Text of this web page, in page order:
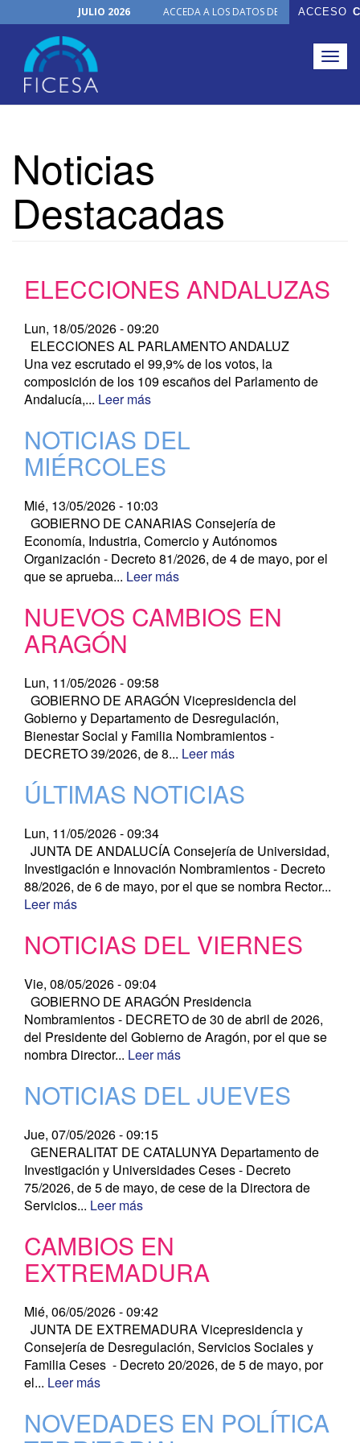
contenido
principal
JULIO 2026 FICHAS ON-LINE
ACCEDA A LOS DATOS DE TODOS LOS
ACCESO
Noticias
Destacadas
ELECCIONES ANDALUZAS
Lun, 18/05/2026 - 09:20
ELECCIONES AL PARLAMENTO ANDALUZ
Una vez escrutado el 99,9% de los votos, la
composición de los 109 escaños del Parlamento de
Andalucía,... Leer más
NOTICIAS DEL
MIÉRCOLES
Mié, 13/05/2026 - 10:03
GOBIERNO DE CANARIAS Consejería de
Economía, Industria, Comercio y Autónomos
Organización - Decreto 81/2026, de 4 de mayo, por el
que se aprueba... Leer más
NUEVOS CAMBIOS EN
ARAGÓN
Lun, 11/05/2026 - 09:58
GOBIERNO DE ARAGÓN Vicepresidencia del
Gobierno y Departamento de Desregulación,
Bienestar Social y Familia Nombramientos -
DECRETO 39/2026, de 8... Leer más
ÚLTIMAS NOTICIAS
Lun, 11/05/2026 - 09:34
JUNTA DE ANDALUCÍA Consejería de Universidad,
Investigación e Innovación Nombramientos - Decreto
88/2026, de 6 de mayo, por el que se nombra Rector...
Leer más
NOTICIAS DEL VIERNES
Vie, 08/05/2026 - 09:04
GOBIERNO DE ARAGÓN Presidencia
Nombramientos - DECRETO de 30 de abril de 2026,
del Presidente del Gobierno de Aragón, por el que se
nombra Director... Leer más
NOTICIAS DEL JUEVES
Jue, 07/05/2026 - 09:15
GENERALITAT DE CATALUNYA Departamento de
Investigación y Universidades Ceses - Decreto
75/2026, de 5 de mayo, de cese de la Directora de
Servicios... Leer más
CAMBIOS EN
EXTREMADURA
Mié, 06/05/2026 - 09:42
JUNTA DE EXTREMADURA Vicepresidencia y
Consejería de Desregulación, Servicios Sociales y
Familia Ceses - Decreto 20/2026, de 5 de mayo, por
el... Leer más
NOVEDADES EN POLÍTICA